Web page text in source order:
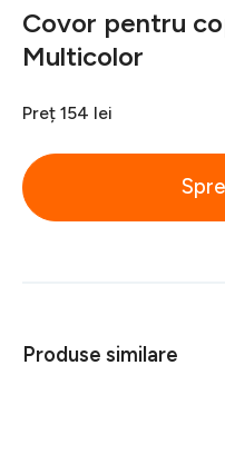
Covor pentru
Multicolor
Preț 154 lei
Produse similare